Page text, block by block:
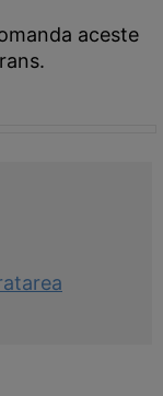
aceste